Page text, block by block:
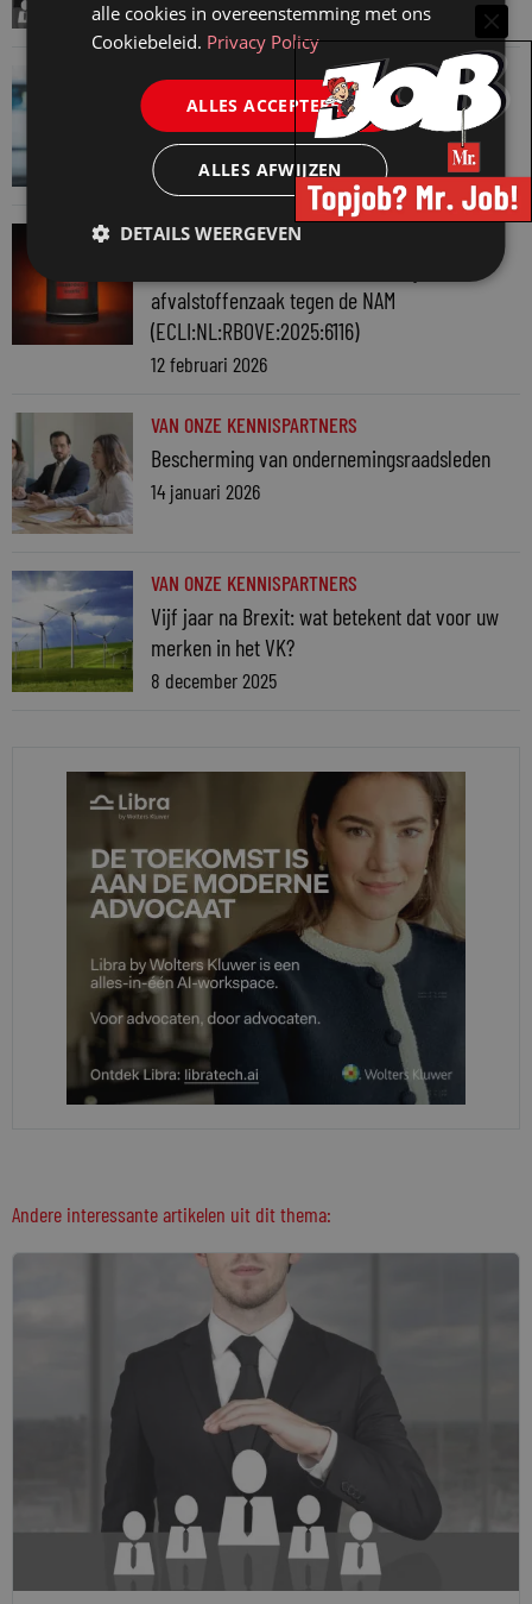
16 februari 2026
VAN ONZE KENNISPARTNERS
De bindende tariefinlichting (BTI) als
zekerheid, maar niet per se de gewenste
12 februari 2026
VAN ONZE KENNISPARTNERS
afvalstoffenzaak tegen de NAM
(ECLI:NL:RBOVE:2025:6116)
12 februari 2026
VAN ONZE KENNISPARTNERS
Bescherming van ondernemingsraadsleden
14 januari 2026
VAN ONZE KENNISPARTNERS
Vijf jaar na Brexit: wat betekent dat voor uw
merken in het VK?
8 december 2025
Andere interessante artikelen uit dit thema:
alle cookies in overeenstemming met ons
Cookiebeleid. Privacy Policy
ALLES ACCEPTEREN
ALLES AFWIJZEN
DETAILS WEERGEVEN